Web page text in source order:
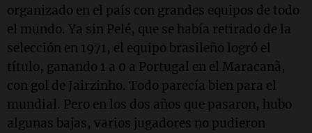
organizado en el país con grandes equipos de todo
el mundo. Ya sin Pelé, que se había retirado de la
selección en 1971, el equipo brasileño logró el
título, ganando 1 a 0 a Portugal en el Maracanã,
con gol de Jairzinho. Todo parecía bien para el
mundial. Pero en los dos años que pasaron, hubo
algunas bajas, varios jugadores no pudieron